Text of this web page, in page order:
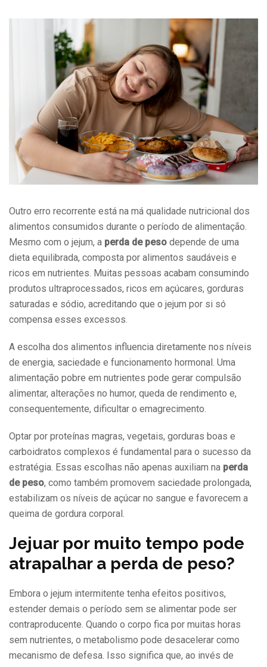
Outro erro recorrente está na má qualidade nutricional dos
alimentos consumidos durante o período de alimentação.
Mesmo com o jejum, a perda de peso depende de uma
dieta equilibrada, composta por alimentos saudáveis e
ricos em nutrientes. Muitas pessoas acabam consumindo
produtos ultraprocessados, ricos em açúcares, gorduras
saturadas e sódio, acreditando que o jejum por si só
compensa esses excessos.
A escolha dos alimentos influencia diretamente nos níveis
de energia, saciedade e funcionamento hormonal. Uma
alimentação pobre em nutrientes pode gerar compulsão
alimentar, alterações no humor, queda de rendimento e,
consequentemente, dificultar o emagrecimento.
Optar por proteínas magras, vegetais, gorduras boas e
carboidratos complexos é fundamental para o sucesso da
estratégia. Essas escolhas não apenas auxiliam na perda
de peso, como também promovem saciedade prolongada,
estabilizam os níveis de açúcar no sangue e favorecem a
queima de gordura corporal.
Jejuar por muito tempo pode
atrapalhar a perda de peso?
Embora o jejum intermitente tenha efeitos positivos,
estender demais o período sem se alimentar pode ser
contraproducente. Quando o corpo fica por muitas horas
sem nutrientes, o metabolismo pode desacelerar como
mecanismo de defesa. Isso significa que, ao invés de